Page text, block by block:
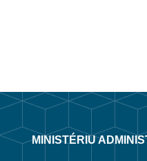
MINISTÉRIU